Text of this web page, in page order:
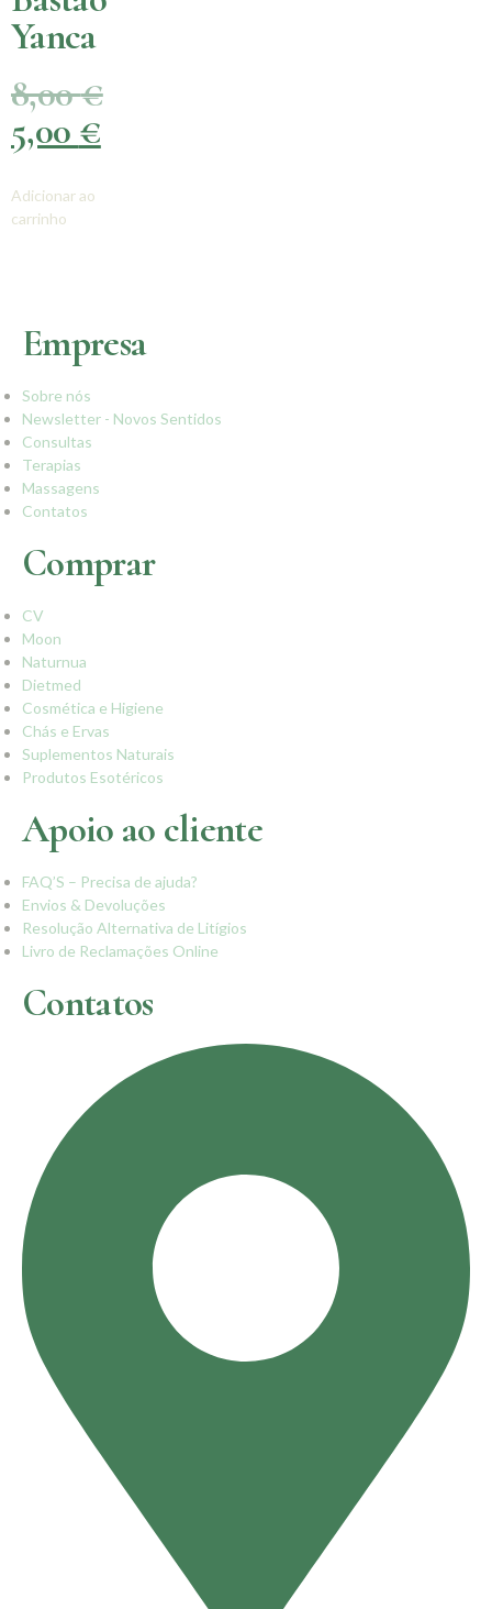
Yanca
8,00€
5,00 €
Adicionar ao
carrinho
Empresa
Sobre nós
Newsletter - Novos Sentidos
Consultas
Terapias
Massagens
Contatos
Comprar
CV
Moon
Naturnua
Dietmed
Cosmética e Higiene
Chás e Ervas
Suplementos Naturais
Produtos Esotéricos
Apoio ao cliente
FAQ’S – Precisa de ajuda?
Envios & Devoluções
Resolução Alternativa de Litígios
Livro de Reclamações Online
Contatos